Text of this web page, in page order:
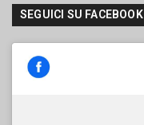
SEGUICI SU FACEBOOK